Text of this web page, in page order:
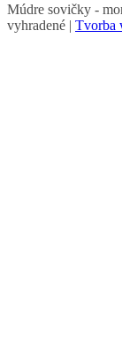
Múdre sovičky -
vyhradené | Tvorba